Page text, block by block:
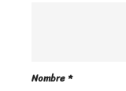
Nombre*